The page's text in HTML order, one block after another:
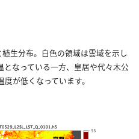
生分布。白色の領域は雲域を示し
なっている一方、皇居や代々木公
が低くなっています。